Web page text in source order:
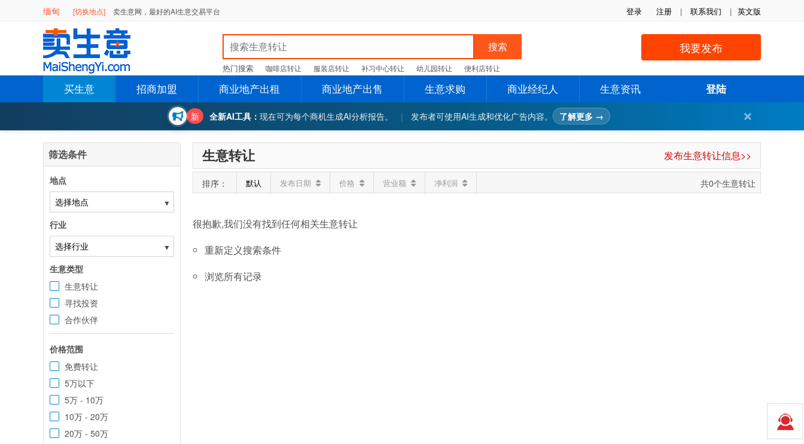
登录 注册 | 联系我们 | 英文版
缅甸 [切换地点] 卖生意网，最好的AI生意交易平台
我要发布
搜索
热门搜索 咖啡店转让 服装店转让 补习中心转让 幼儿园转让 便利店转让
买生意 招商加盟 商业地产出租 商业地产出售 生意求购 商业经纪人 生意资讯 登陆
新 全新AI工具：现在可为每个商机生成AI分析报告。 | 发布者可使用AI生成和优化广告内容。 了解更多 → ✕
筛选条件
地点
▼
行业
▼
生意类型
生意转让
寻找投资
合作伙伴
价格范围
免费转让
5万以下
5万 - 10万
10万 - 20万
20万 - 50万
生意转让 发布生意转让信息>>
排序： 默认 发布日期 价格 营业额 净利润 共0个生意转让
很抱歉,我们没有找到任何相关生意转让
重新定义搜索条件
浏览所有记录